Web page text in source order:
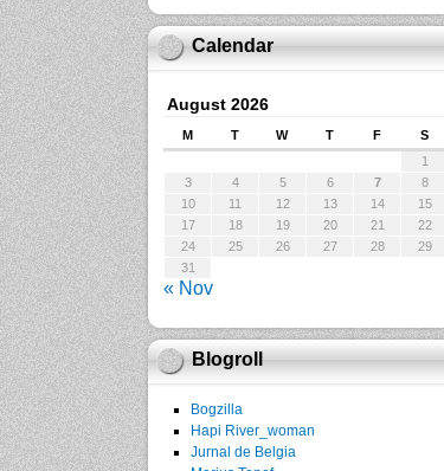
Calendar
August 2026
M T W T F S
1
3
4 5 6 7 8
10
11 12 13 14 15
17
18 19 20 21 22
24
25 26 27 28 29
31
« Nov
Blogroll
Bogzilla
Hapi River_woman
Jurnal de Belgia